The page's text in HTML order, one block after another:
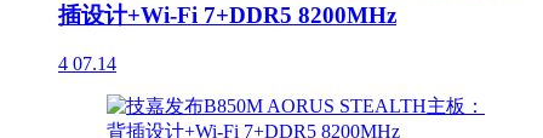
插设计+Wi-Fi 7+DDR5 8200MHz
4 07.14